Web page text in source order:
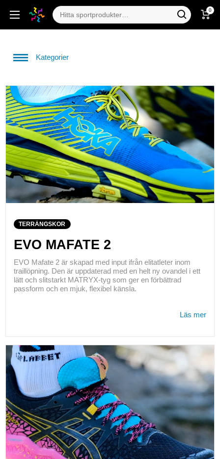
0
Kategorier
TERRÄNGSKOR
EVO MAFATE 2
EVO Mafate 2 är skapad med input ifrån elitatleter inom
traillöpning. Den är uppdaterad med en helt ny ovandel i ett
lätt och slitstarkt MATRYX-tyg som ger en förbättrad
passform och en mjuk, flexibel känsla.
Läs mer